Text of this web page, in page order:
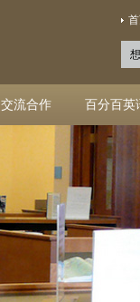
交流合作 百分百英